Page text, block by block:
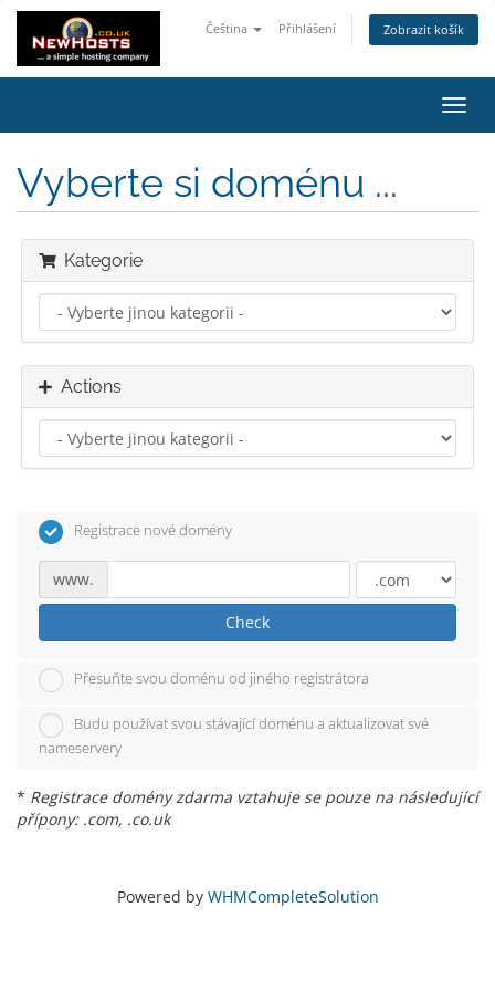
Čeština Přihlášení Zobrazit košík
Vyberte si doménu ...
Kategorie
Actions
Registrace nové domény
www.
Check
Přesuňte svou doménu od jiného registrátora
Budu používat svou stávající doménu a aktualizovat své
nameservery
* Registrace domény zdarma vztahuje se pouze na následující
přípony: .com, .co.uk
Powered by WHMCompleteSolution